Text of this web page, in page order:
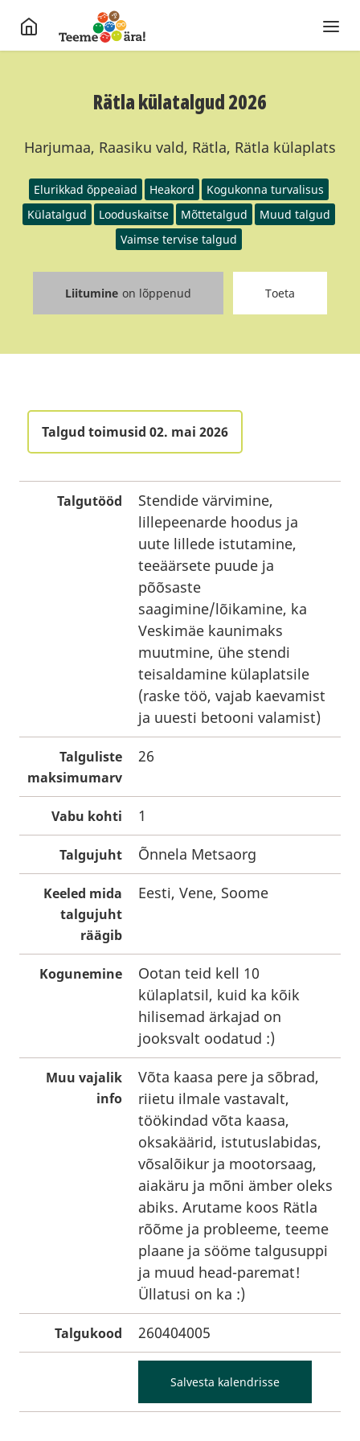
Rätla külatalgud 2026
Harjumaa, Raasiku vald, Rätla, Rätla külaplats
Elurikkad õppeaiad Heakord
Kogukonna turvalisus
Külatalgud
Looduskaitse Mõttetalgud
Muud talgud
Vaimse tervise talgud
Liitumine on lõppenud Toeta
Talgud toimusid 02. mai 2026
Talgutööd
Stendide värvimine,
lillepeenarde hoodus ja
uute lillede istutamine,
teeäärsete puude ja
põõsaste
saagimine/lõikamine, ka
Veskimäe kaunimaks
muutmine, ühe stendi
teisaldamine külaplatsile
(raske töö, vajab kaevamist
ja uuesti betooni valamist)
Talguliste
maksimumarv
26
Vabu kohti 1
Talgujuht Õnnela Metsaorg
Keeled mida
talgujuht
räägib
Eesti, Vene, Soome
Kogunemine
Ootan teid kell 10
külaplatsil, kuid ka kõik
hilisemad ärkajad on
jooksvalt oodatud :)
Muu vajalik
info
Võta kaasa pere ja sõbrad,
riietu ilmale vastavalt,
töökindad võta kaasa,
oksakäärid, istutuslabidas,
võsalõikur ja mootorsaag,
aiakäru ja mõni ämber oleks
abiks. Arutame koos Rätla
rõõme ja probleeme, teeme
plaane ja sööme talgusuppi
ja muud head-paremat!
Üllatusi on ka :)
Talgukood 260404005
Salvesta kalendrisse